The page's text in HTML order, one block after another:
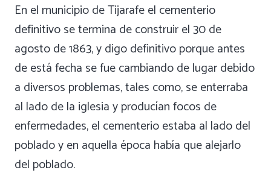
En el municipio de Tijarafe el cementerio
definitivo se termina de construir el 30 de
agosto de 1863, y digo definitivo porque antes
de está fecha se fue cambiando de lugar debido
a diversos problemas, tales como, se enterraba
al lado de la iglesia y producían focos de
enfermedades, el cementerio estaba al lado del
poblado y en aquella época había que alejarlo
del poblado.